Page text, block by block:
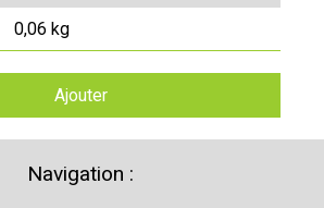
0,06 kg
Ajouter
Navigation :